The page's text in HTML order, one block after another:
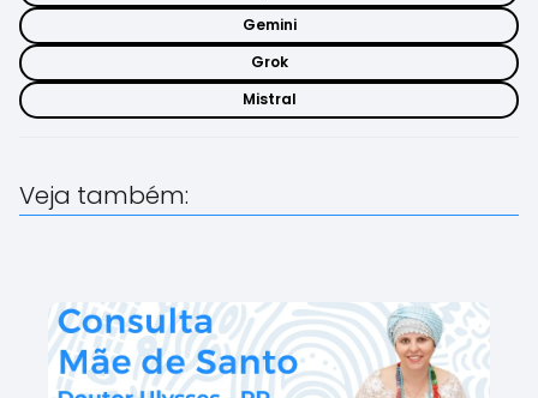
Gemini
Grok
Mistral
Veja também: